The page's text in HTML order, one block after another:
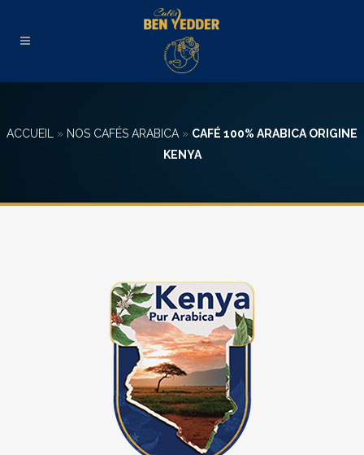
ACCUEIL » NOS CAFÉS ARABICA » CAFÉ 100% ARABICA ORIGINE
KENYA